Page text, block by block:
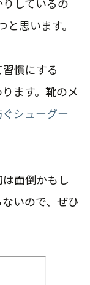
しているの
思います。
慣にする
ます。靴のメ
シューグー
面倒かもし
いので、ぜひ